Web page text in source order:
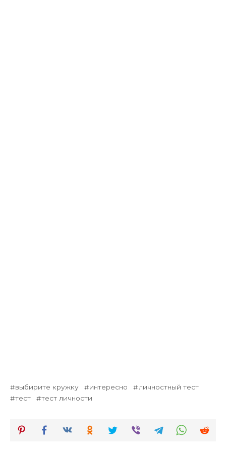
выбирите кружку интересно
личностный тест
тест
тест личности